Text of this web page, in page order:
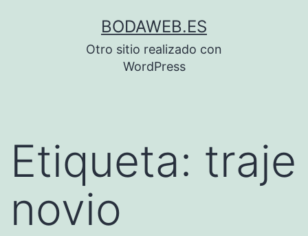
BODAWEB.ES
Otro sitio realizado con
WordPress
Etiqueta: traje
novio